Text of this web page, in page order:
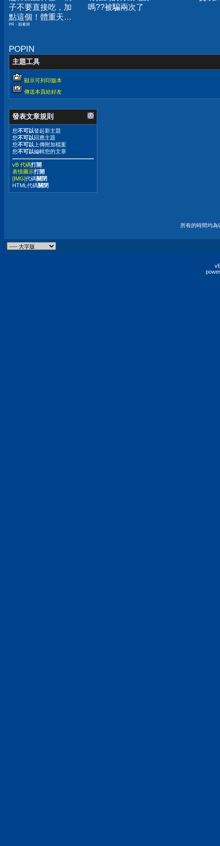
子不要直接吃，加
點這個！體重天天
下降
PR・新素簡
嗎??被騙兩次了
POPIN
主題工具
顯示可列印版本
傳送本頁給好友
發表文章規則
您不可以發起新主題
您不可以 回應主題
您不可以 上傳附加檔案
您不可以編輯您的文章
vB 代碼打開
表情圖示打開
[IMG]代碼關閉
HTML代碼關閉
所有的時間均為